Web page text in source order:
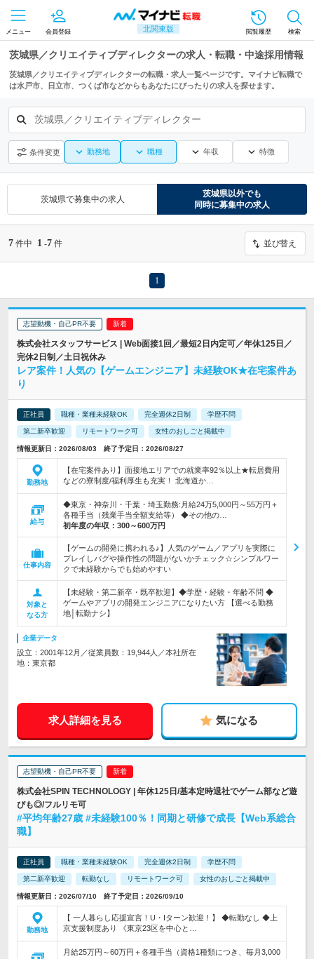
北関東版
メニュー 会員登録 閲覧履歴 検索
茨城県／クリエイティブディレクターの求人・転職・中途採用情報
茨城県／クリエイティブディレクターの転職・求人一覧ページです。マイナビ転職で
は水戸市、日立市、つくば市などからもあなたにぴったりの求人を探せます。
茨城県／クリエイティブディレクター
条件変更 勤務地 職種 年収 特徴
茨城県で募集中の求人
茨城県以外でも
同時に募集中の求人
7 件中 1 -7 件 並び替え
1
志望動機・自己PR不要
株式会社スタッフサービス | Web面接1回／最短2日内定可／年休125日／
完休2日制／土日祝休み
レア案件！人気の【ゲームエンジニア】未経験OK★在宅案件あ
り
正社員 職種・業種未経験OK 完全週休2日制 学歴不問
第二新卒歓迎 リモートワーク可 女性のおしごと掲載中
情報更新日：2026/08/03 終了予定日：2026/08/27
勤務地
【在宅案件あり】面接地エリアでの就業率92％以上★転居費用
などの寮制度/福利厚生も充実！ 北海道か…
給与
◆東京・神奈川・千葉・埼玉勤務:月給24万5,000円～55万円＋
各種手当（残業手当全額支給等） ◆その他の…
初年度の年収： 300～600万円
仕事内容
【ゲームの開発に携われる♪】人気のゲーム／アプリを実際に
プレイしバグや操作性の問題がないかチェック☆シンプルワー
クで未経験からでも始めやすい
対象と
なる方
【未経験・第二新卒・既卒歓迎】◆学歴・経験・年齢不問 ◆
ゲームやアプリの開発エンジニアになりたい方 【選べる勤務
地│転勤ナシ】
企業データ
設立：2001年12月／従業員数：19,944人／本社所在
地：東京都
求人詳細を見る 気になる
志望動機・自己PR不要
株式会社SPIN TECHNOLOGY | 年休125日/基本定時退社でゲーム部など遊
びも◎/フルリモ可
#平均年齢27歳 #未経験100％！同期と研修で成長【Web系総合
職】
正社員 職種・業種未経験OK 完全週休2日制 学歴不問
第二新卒歓迎 転勤なし リモートワーク可 女性のおしごと掲載中
情報更新日：2026/07/10 終了予定日：2026/09/10
勤務地
【 一人暮らし応援宣言！U・Iターン歓迎！】 ◆転勤なし ◆上
京支援制度あり 《東京23区を中心と…
月給25万円～60万円＋各種手当（資格1種類につき、毎月3,000